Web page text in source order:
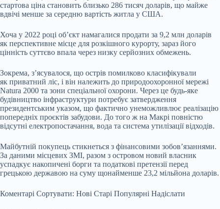
стартова ціна становить близько 286 тисяч доларів, що майже
вдвічі менше за середню вартість житла у США.
Хоча у 2022 році об’єкт намагалися продати за 9,2 млн доларів
як перспективне місце для розкішного курорту, зараз його
цінність суттєво впала через низку серйозних обмежень.
Зокрема, з’ясувалося, що острів помилково класифікували
як приватний ліс, і він належить до природоохоронної мережі
Natura 2000 та зони спеціальної охорони. Через це будь-яке
будівництво інфраструктури потребує затвердження
президентським указом, що фактично унеможливлює реалізацію
попередніх проєктів забудови. До того ж на Макрі повністю
відсутні електропостачання, вода та система утилізації відходів.
Майбутній покупець стикнеться з фінансовими зобов’язаннями.
За даними місцевих ЗМІ, разом з островом новий власник
успадкує накопичені борги та податкові претензії перед
грецькою державою на суму щонайменше 23,2 мільйона доларів.
Коментарі Сортувати: Нові Старі Популярні Надіслати